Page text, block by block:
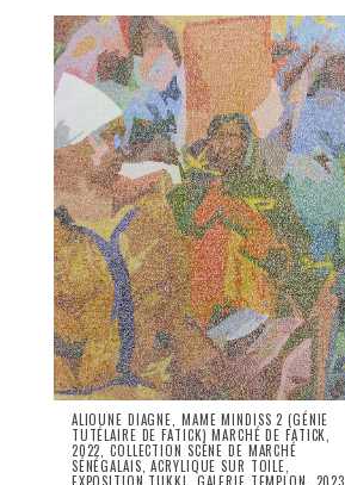
ALIOUNE DIAGNE, MAME MINDISS 2 (GÉNIE
TUTÉLAIRE DE FATICK) MARCHÉ DE FATICK,
2022, COLLECTION SCÈNE DE MARCHÉ
SÉNÉGALAIS, ACRYLIQUE SUR TOILE,